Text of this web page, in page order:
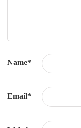
Name*
Email*